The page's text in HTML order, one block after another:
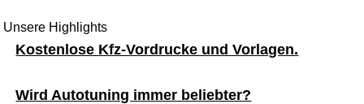
Unsere Highlights
Kostenlose Kfz-Vordrucke und Vorlagen.
Wird Autotuning immer beliebter?